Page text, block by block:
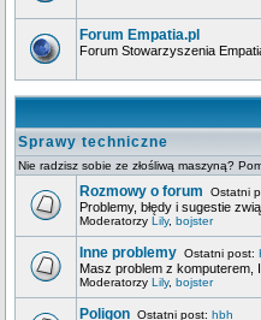
Forum Empatia.pl
Forum Stowarzyszenia
Sprawy techniczne
Nie radzisz sobie ze złośliwą maszyną?
Rozmowy o forum Ostatni
Problemy, błędy i sugestie
Moderatorzy Lily, bojster
Inne problemy Ostatni post:
Masz problem z komputerem,
Moderatorzy Lily, bojster
Poligon Ostatni post: hbh